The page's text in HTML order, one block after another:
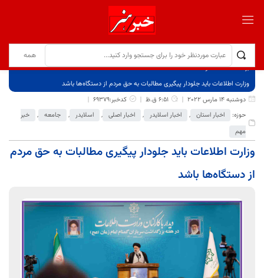
برگ نخست
نوشته‌ها
وزارت اطلاعات باید جلودار پیگیری مطالبات به حق مردم از دستگاه‌ها باشد
دوشنبه 14 مارس 2022
6:51 ق.ظ
کدخبر:69379
حوزه:
اخبار استان , اخبار اسلایدر , اخبار اصلی , اسلایدر , جامعه ,
خبر
مهم
وزارت اطلاعات باید جلودار پیگیری مطالبات به حق مردم
از دستگاه‌ها باشد